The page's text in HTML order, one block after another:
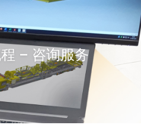
– 咨询服务